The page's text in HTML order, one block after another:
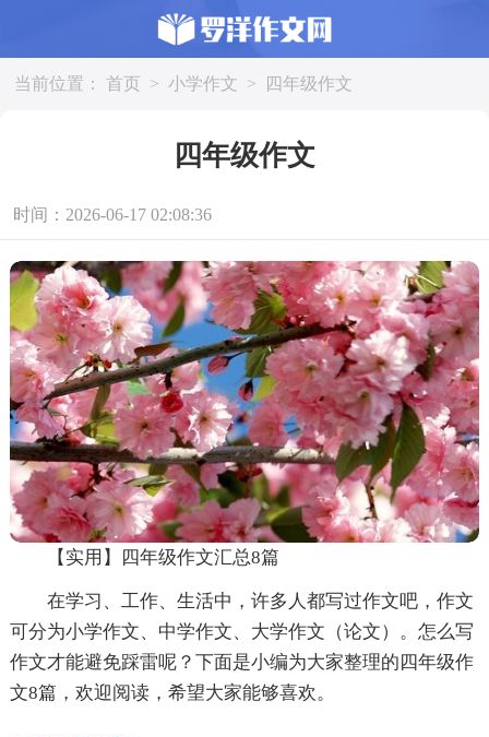
当前位置： 首页 > 小学作文 > 四年级作文
四年级作文
时间：2026-06-17 02:08:36
【实用】四年级作文汇总8篇
在学习、工作、生活中，许多人都写过作文吧，作文
可分为小学作文、中学作文、大学作文（论文）。怎么写
作文才能避免踩雷呢？下面是小编为大家整理的四年级作
文8篇，欢迎阅读，希望大家能够喜欢。